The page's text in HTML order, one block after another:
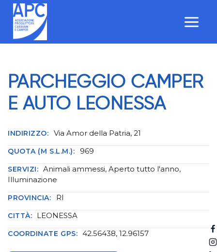
Salta
contenuto
PARCHEGGIO CAMPER
E AUTO LEONESSA
INDIRIZZO: Via Amor della Patria, 21
QUOTA (M S.L.M.): 969
SERVIZI: Animali ammessi, Aperto tutto l'anno,
Illuminazione
PROVINCIA: RI
CITTÀ: LEONESSA
COORDINATE GPS: 42.56438, 12.96157